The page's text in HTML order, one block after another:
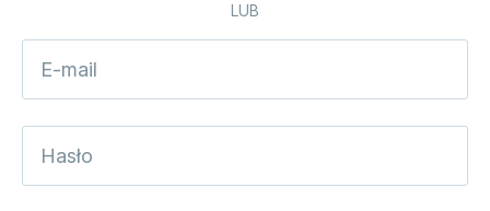
LUB